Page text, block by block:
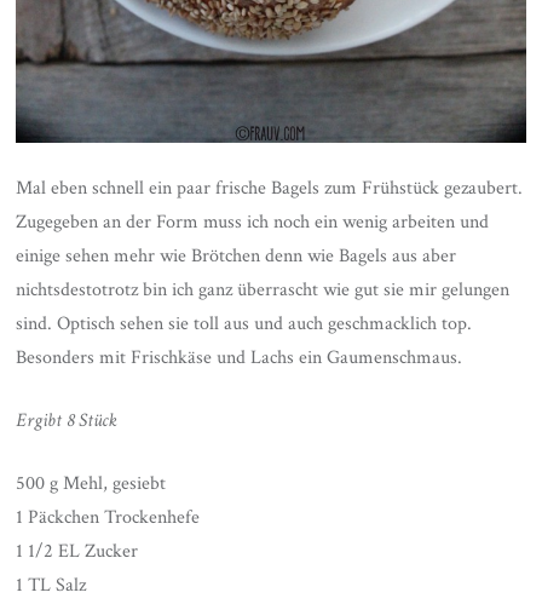
Mal eben schnell ein paar frische Bagels zum Frühstück gezaubert.
Zugegeben an der Form muss ich noch ein wenig arbeiten und
einige sehen mehr wie Brötchen denn wie Bagels aus aber
nichtsdestotrotz bin ich ganz überrascht wie gut sie mir gelungen
sind. Optisch sehen sie toll aus und auch geschmacklich top.
Besonders mit Frischkäse und Lachs ein Gaumenschmaus.
Ergibt 8 Stück
500 g Mehl, gesiebt
1 Päckchen Trockenhefe
1 1/2 EL Zucker
1 TL Salz